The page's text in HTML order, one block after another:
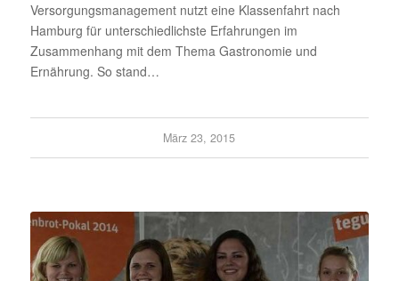
Versorgungsmanagement nutzt eine Klassenfahrt nach
Hamburg für unterschiedlichste Erfahrungen im
Zusammenhang mit dem Thema Gastronomie und
Ernährung. So stand…
März 23, 2015